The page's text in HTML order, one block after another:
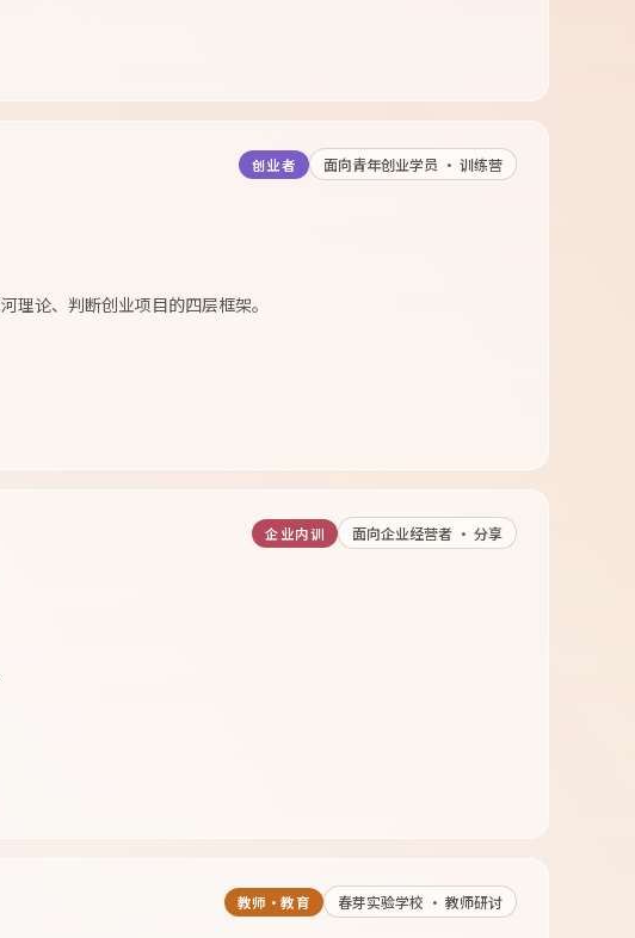
创业者 面向青年创业学员 · 训练营
理论、判断创业项目的四层框架。
企业内训 面向企业经营者 · 分享
教师·教育 春芽实验学校 · 教师研讨